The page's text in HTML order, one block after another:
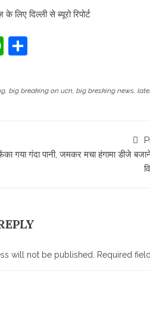
लिए दिल्ली से ब्यूरो रिपोर्ट
WhatsApp
, big breaking on ucn, big bresking news,
गया गंदा पानी, जमकर मचा हंगामा डीजे
will not be published. Required